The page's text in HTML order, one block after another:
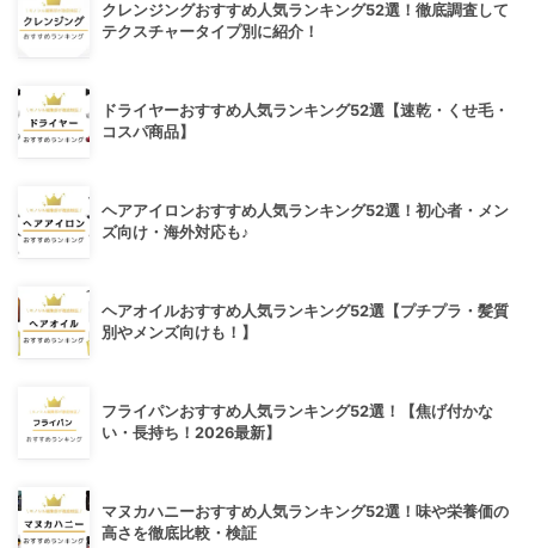
クレンジングおすすめ人気ランキング52選！徹底調査して
テクスチャータイプ別に紹介！
ドライヤーおすすめ人気ランキング52選【速乾・くせ毛・
コスパ商品】
ヘアアイロンおすすめ人気ランキング52選！初心者・メン
ズ向け・海外対応も♪
ヘアオイルおすすめ人気ランキング52選【プチプラ・髪質
別やメンズ向けも！】
フライパンおすすめ人気ランキング52選！【焦げ付かな
い・長持ち！2026最新】
マヌカハニーおすすめ人気ランキング52選！味や栄養価の
高さを徹底比較・検証